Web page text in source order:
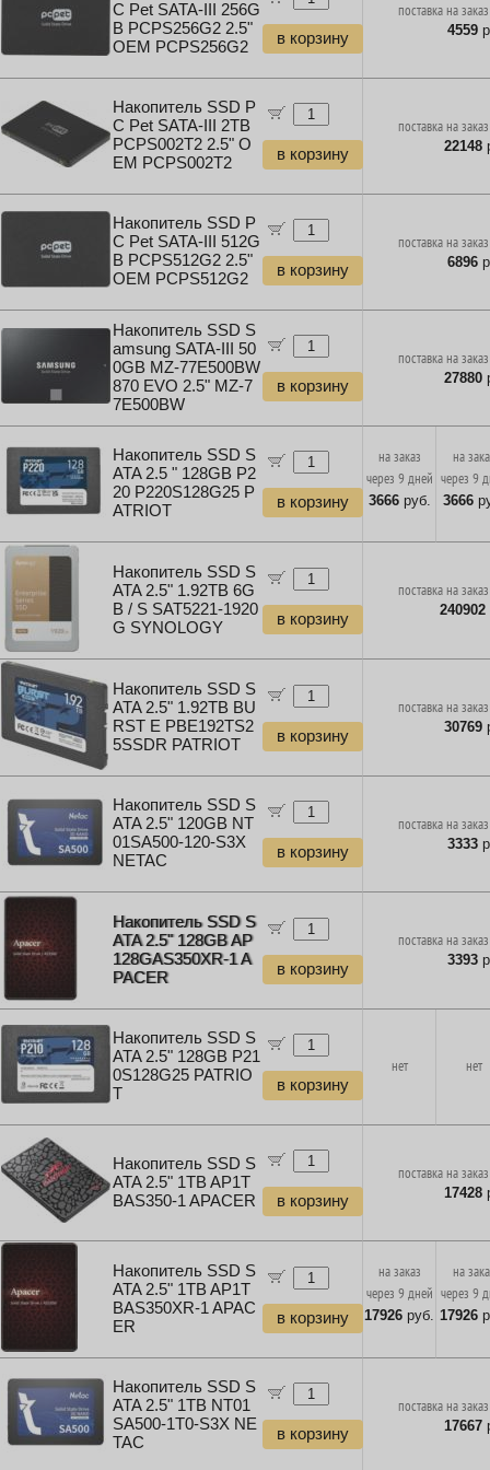
C Pet SATA-III 256G
B PCPS256G2 2.5"
OEM PCPS256G2
в корзину
поставка на
4559
Накопитель SSD P
C Pet SATA-III 2TB
PCPS002T2 2.5" O
EM PCPS002T2
в корзину
поставка на
22148
Накопитель SSD P
C Pet SATA-III 512G
B PCPS512G2 2.5"
OEM PCPS512G2
в корзину
поставка на
6896
Накопитель SSD S
amsung SATA-III 50
0GB MZ-77E500BW
870 EVO 2.5" MZ-7
7E500BW
в корзину
поставка на
27880
Накопитель SSD S
ATA 2.5 " 128GB P2
20 P220S128G25 P
ATRIOT
в корзину
на заказ
через 9 дней
3666руб.
на
через 9
3666
Накопитель SSD S
ATA 2.5" 1.92TB 6G
B / S SAT5221-1920
G SYNOLOGY
в корзину
поставка на
240902
Накопитель SSD S
ATA 2.5" 1.92TB BU
RST E PBE192TS2
5SSDR PATRIOT
в корзину
поставка на
30769
Накопитель SSD S
ATA 2.5" 120GB NT
01SA500-120-S3X
NETAC
в корзину
поставка на
3333
Накопитель SSD S
ATA 2.5" 128GB AP
128GAS350XR-1 A
PACER
в корзину
поставка на
3393
Накопитель SSD S
ATA 2.5" 128GB P21
0S128G25 PATRIO
T
в корзину
нет нет
Накопитель SSD S
ATA 2.5" 1TB AP1T
BAS350-1 APACER
в корзину
поставка на
17428
Накопитель SSD S
ATA 2.5" 1TB AP1T
BAS350XR-1 APAC
ER
в корзину
на заказ
через 9 дней
17926 руб.
на
через 9
17926
Накопитель SSD S
ATA 2.5" 1TB NT01
SA500-1T0-S3X NE
TAC
в корзину
поставка на
17667